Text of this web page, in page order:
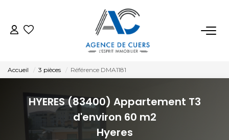
VENTES
LOCATIONS
ESTIMATION
Accueil 3 pièces Référence DMA1181
HYERES (83400) Appartement T3
d'environ 60 m2
Hyeres